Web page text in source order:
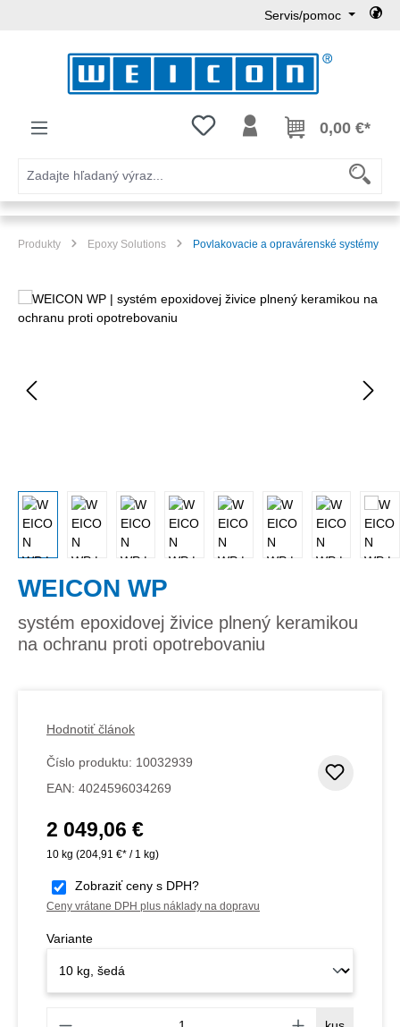
Servis/pomoc
Máte 0 položky zoznamu želaní
0,00 €*
Produkty Epoxy Solutions Povlakovacie a opravárenské systémy
Preskočiť galériu obrázkov
WEICON WP
systém epoxidovej živice plnený keramikou
na ochranu proti opotrebovaniu
Hodnotiť článok
Číslo produktu: 10032939
EAN: 4024596034269
Bežná cena:
2 049,06 €
10 kg (204,91 €* / 1 kg)
Zobraziť ceny s DPH?
Ceny vrátane DPH plus náklady na dopravu
Variante